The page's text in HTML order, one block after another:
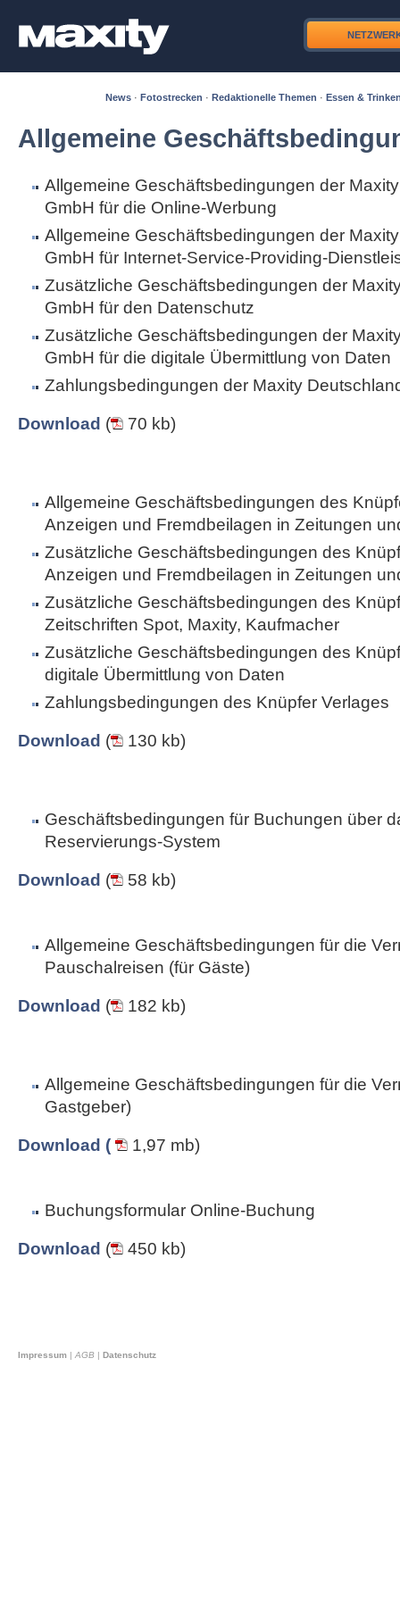
News · Fotostrecken · Redaktionelle Themen · Essen &
Allgemeine
Allgemeine Geschäftsbedingungen der
GmbH für die Online-Werbung
Allgemeine Geschäftsbedingungen der
GmbH für Internet-Service-Providing-
Zusätzliche Geschäftsbedingungen der
GmbH für den Datenschutz
Zusätzliche Geschäftsbedingungen der
GmbH für die digitale Übermittlung von Daten
Zahlungsbedingungen der Maxity
Download ( 70 kb)
Allgemeine Geschäftsbedingungen des
Anzeigen und Fremdbeilagen in Zeitungen
Zusätzliche Geschäftsbedingungen des
Anzeigen und Fremdbeilagen in Zeitungen
Zusätzliche Geschäftsbedingungen des
Zeitschriften Spot, Maxity, Kaufmacher
Zusätzliche Geschäftsbedingungen des
digitale Übermittlung von Daten
Zahlungsbedingungen des Knüpfer Verlages
Download ( 130 kb)
Geschäftsbedingungen für Buchungen über
Reservierungs-System
Download ( 58 kb)
Allgemeine Geschäftsbedingungen für die
Pauschalreisen (für Gäste)
Download ( 182 kb)
Allgemeine Geschäftsbedingungen für die
Gastgeber)
Download ( 1,97 mb)
Buchungsformular Online-Buchung
Download ( 450 kb)
Impressum | AGB | Datenschutz